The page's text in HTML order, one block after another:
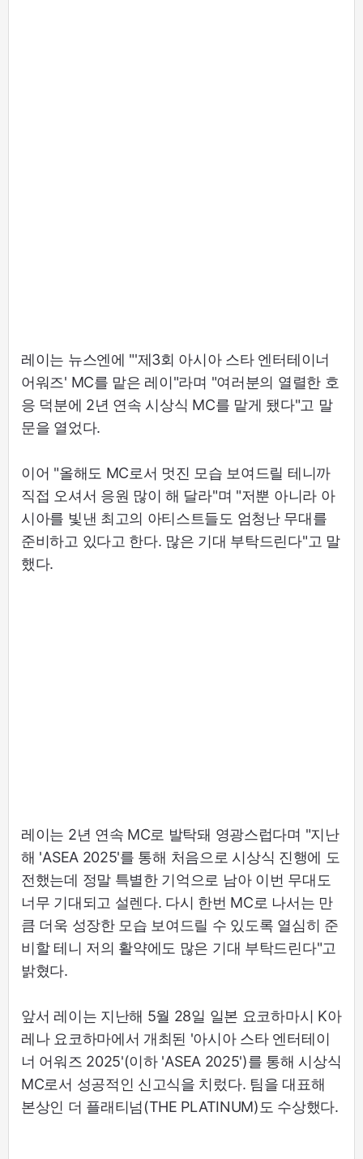
레이는 뉴스엔에 "'제3회 아시아 스타 엔터테이너
어워즈' MC를 맡은 레이"라며 "여러분의 열렬한 호
응 덕분에 2년 연속 시상식 MC를 맡게 됐다"고 말
문을 열었다.
이어 "올해도 MC로서 멋진 모습 보여드릴 테니까
직접 오셔서 응원 많이 해 달라"며 "저뿐 아니라 아
시아를 빛낸 최고의 아티스트들도 엄청난 무대를
준비하고 있다고 한다. 많은 기대 부탁드린다"고 말
했다.
레이는 2년 연속 MC로 발탁돼 영광스럽다며 "지난
해 'ASEA 2025'를 통해 처음으로 시상식 진행에 도
전했는데 정말 특별한 기억으로 남아 이번 무대도
너무 기대되고 설렌다. 다시 한번 MC로 나서는 만
큼 더욱 성장한 모습 보여드릴 수 있도록 열심히 준
비할 테니 저의 활약에도 많은 기대 부탁드린다"고
밝혔다.
앞서 레이는 지난해 5월 28일 일본 요코하마시 K아
레나 요코하마에서 개최된 '아시아 스타 엔터테이
너 어워즈 2025'(이하 'ASEA 2025')를 통해 시상식
MC로서 성공적인 신고식을 치렀다. 팀을 대표해
본상인 더 플래티넘(THE PLATINUM)도 수상했다.